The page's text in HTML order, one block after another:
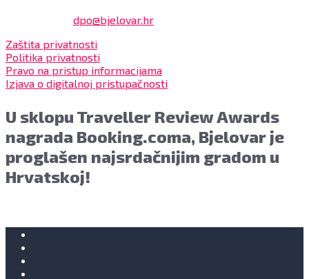
dpo@bjelovar.hr
Zaštita privatnosti
Politika privatnosti
Pravo na pristup informacijama
Izjava o digitalnoj pristupačnosti
U sklopu Traveller Review Awards
nagrada Booking.coma, Bjelovar je
proglašen najsrdačnijim gradom u
Hrvatskoj!